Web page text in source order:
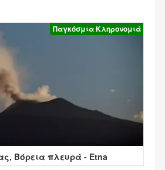
Παγκόσμια Κληρονομιά
Βόρεια πλευρά - Etna